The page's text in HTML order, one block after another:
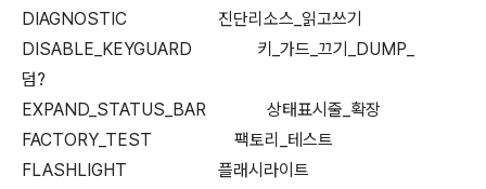
DIAGNOSTIC 진단리소스_읽고쓰기
DISABLE_KEYGUARD 키_가드_끄기_DUMP_
덤?
EXPAND_STATUS_BAR 상태표시줄_확장
FACTORY_TEST 팩토리_테스트
FLASHLIGHT 플래시라이트